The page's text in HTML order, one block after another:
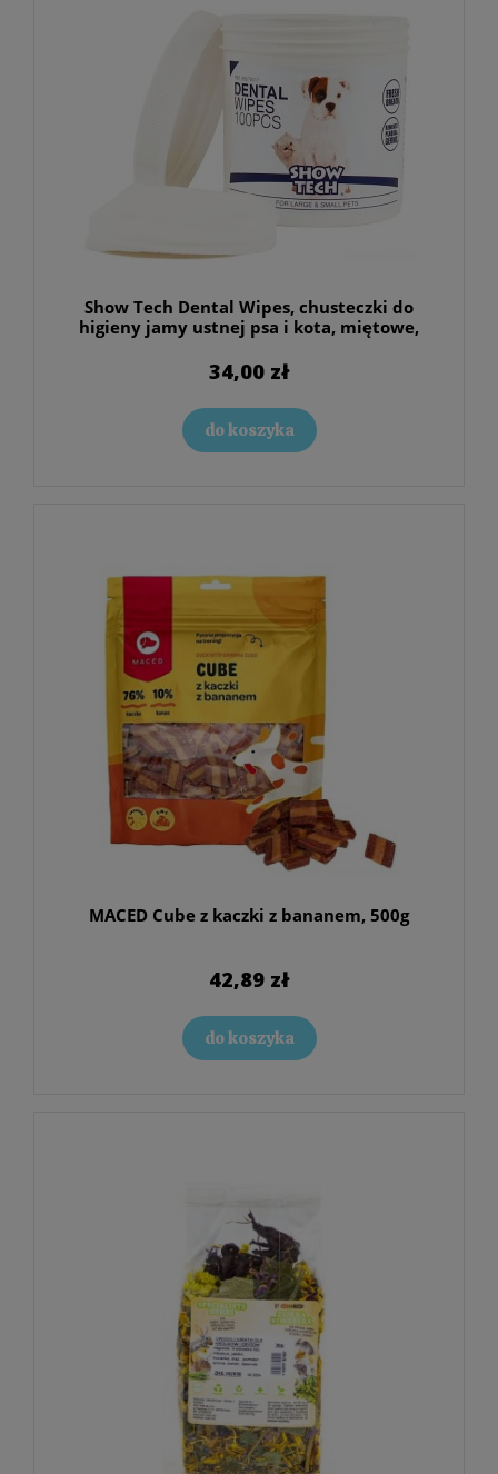
Show Tech Dental Wipes, chusteczki do
higieny jamy ustnej psa i kota, miętowe,
34,00 zł
do koszyka
MACED Cube z kaczki z bananem, 500g
42,89 zł
do koszyka